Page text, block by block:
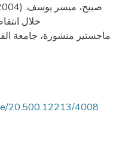
ماجستير منشورة، جامعة
20.500.12213/4008